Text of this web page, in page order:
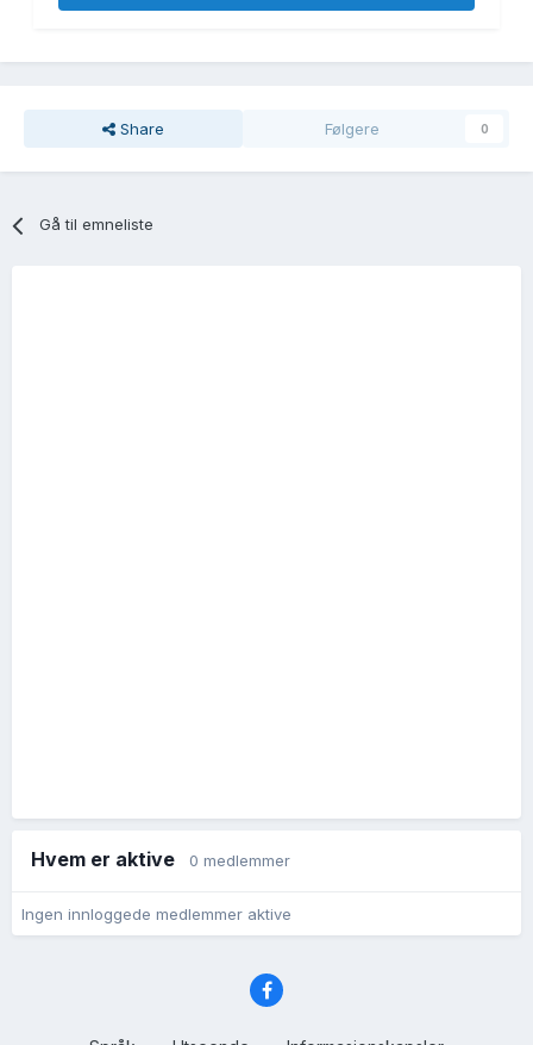
Share Følgere 0
Gå til emneliste
Hvem er aktive 0 medlemmer
Ingen innloggede medlemmer aktive